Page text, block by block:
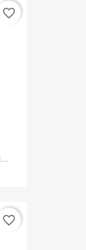
favorite_border
favorite_border